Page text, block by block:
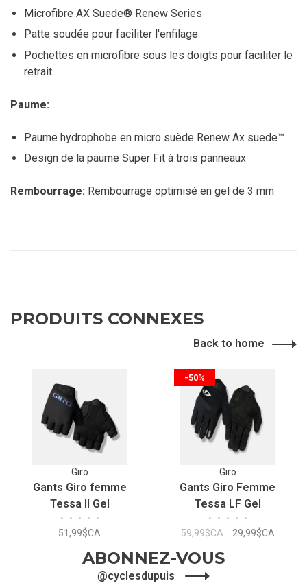
Microfibre AX Suede® Renew Series
Patte soudée pour faciliter l'enfilage
Pochettes en microfibre sous les doigts pour faciliter le
retrait
Paume:
Paume hydrophobe en micro suède Renew Ax suede™
Design de la paume Super Fit à trois panneaux
Rembourrage: Rembourrage optimisé en gel de 3 mm
PRODUITS CONNEXES
Back to home
Giro
Gants Giro femme
Tessa II Gel
• • • • •
51,99$CA
-50%
Giro
Gants Giro Femme
Tessa LF Gel
• • • • •
59,99$CA 29,99$CA
ABONNEZ-VOUS
@cyclesdupuis